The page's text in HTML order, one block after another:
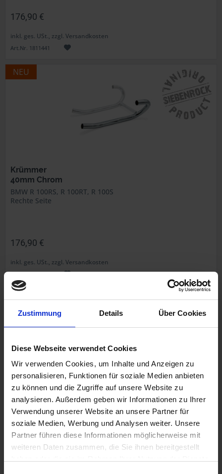
Zustimmung Details Über Cookies
Diese Webseite verwendet Cookies
Wir verwenden Cookies, um Inhalte und Anzeigen zu
personalisieren, Funktionen für soziale Medien anbieten
zu können und die Zugriffe auf unsere Website zu
analysieren. Außerdem geben wir Informationen zu Ihrer
Verwendung unserer Website an unsere Partner für
soziale Medien, Werbung und Analysen weiter. Unsere
Partner führen diese Informationen möglicherweise mit
weiteren Daten zusammen, die Sie ihnen bereitgestellt
176,90 €
inkl. ges. USt., zzgl. Versandkosten
Art.Nr. 1811441
NEU
Krümmer
40mm Chrom
BMW R 100RS, R 100RT, R 100S
Rechte Seite
176,90 €
inkl. ges. USt., zzgl. Versandkosten
Art.Nr. 1811442
NEU
Auspuffendtöpfe Hoske Satz
Schwarz verchromt
BMW R 45, R 65, R 65LS
35mm